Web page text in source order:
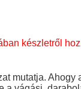
készletről
mutatja.